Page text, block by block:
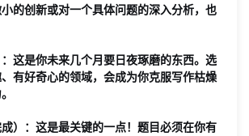
的创新或对一个具体问题的深入分析，也
：这是你未来几个月要日夜琢磨的东西。选
有好奇心的领域，会成为你克服写作枯燥
）
：这是最关键的一点！题目必须在你有